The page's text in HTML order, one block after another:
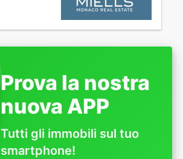
Prova la nostra
nuova APP
Tutti gli immobili sul tuo
smartphone!